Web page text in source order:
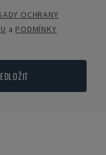
OCHRANY
a PODMÍNKY